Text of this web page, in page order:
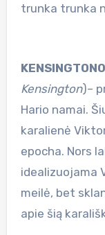
trunka trunka
Kensington)–
Hario namai.
karalienė
epocha. Nors
idealizuojama
meilė, bet
apie šią